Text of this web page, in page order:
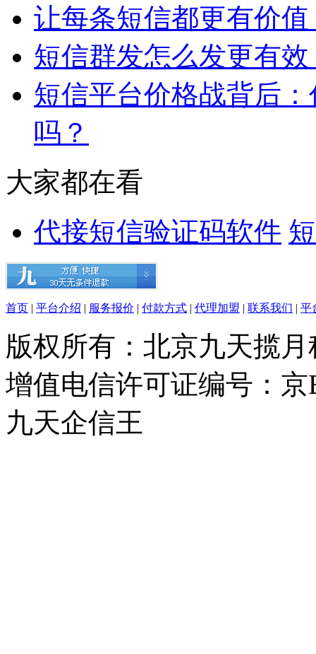
让每条短信都更有价
短信群发怎么发更有
短信平台价格战背后
吗？
大家都在看
代接短信验证码软件
首页 | 平台介绍 | 服务报价 | 付款方式 | 代理加盟 | 联系我们 | 平
版权所有：北京九天揽月
增值电信许可证编号：京
九天企信王